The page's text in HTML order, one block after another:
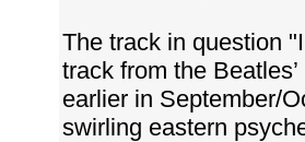
The track in question
track from the
earlier in September/
swirling eastern